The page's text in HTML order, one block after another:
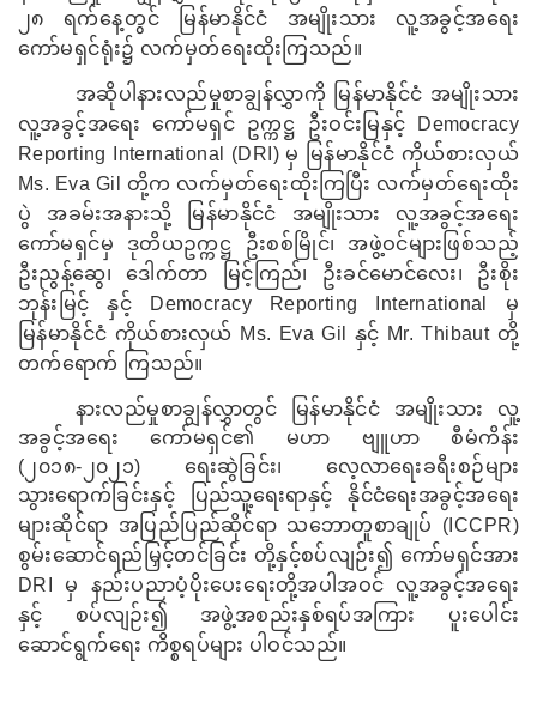
၂၈ ရက်နေ့တွင် မြန်မာနိုင်ငံ အမျိုးသား လူ့အခွင့်အရေး
ကော်မရှင်ရုံး၌ လက်မှတ်ရေးထိုးကြသည်။
အဆိုပါနားလည်မှုစာချွန်လွှာကို မြန်မာနိုင်ငံ အမျိုးသား
လူ့အခွင့်အရေး ကော်မရှင် ဥက္ကဋ္ဌ ဦးဝင်းမြနှင့်
Democracy
Reporting International (DRI) မှ မြန်မာနိုင်ငံ ကိုယ်စားလှယ်
Ms. Eva Gil တို့က လက်မှတ်ရေးထိုးကြပြီး လက်မှတ်ရေးထိုး
ပွဲ အခမ်းအနားသို့ မြန်မာနိုင်ငံ အမျိုးသား လူ့အခွင့်အရေး
ကော်မရှင်မှ ဒုတိယဥက္ကဋ္ဌ ဦးစစ်မြိုင်၊ အဖွဲ့ဝင်များဖြစ်သည့်
ဦးညွန့်ဆွေ၊ ဒေါက်တာ မြင့်ကြည်၊ ဦးခင်မောင်လေး၊ ဦးစိုး
ဘုန်းမြင့် နှင့်
Democracy Reporting International မှ
မြန်မာနိုင်ငံ ကိုယ်စားလှယ် Ms. Eva Gil နှင့် Mr. Thibaut တို့
တက်ရောက် ကြသည်။
နားလည်မှုစာချွန်လွှာတွင် မြန်မာနိုင်ငံ အမျိုးသား လူ့
အခွင့်အရေး ကော်မရှင်၏ မဟာ ဗျူဟာ စီမံကိန်း
(၂၀၁၈-၂၀၂၁) ရေးဆွဲခြင်း၊ လေ့လာရေးခရီးစဉ်များ
သွားရောက်ခြင်းနှင့် ပြည်သူ့ရေးရာနှင့် နိုင်ငံရေးအခွင့်အရေး
များဆိုင်ရာ အပြည်ပြည်ဆိုင်ရာ သဘောတူစာချုပ် ( ICCPR)
စွမ်းဆောင်ရည်မြှင့်တင်ခြင်း တို့နှင့်စပ်လျဉ်း၍ ကော်မရှင်အား
DRI မှ နည်းပညာပံ့ပိုးပေးရေးတို့အပါအဝင် လူ့အခွင့်အရေး
နှင့် စပ်လျဉ်း၍ အဖွဲ့အစည်းနှစ်ရပ်အကြား ပူးပေါင်း
ဆောင်ရွက်ရေး ကိစ္စရပ်များ ပါဝင်သည်။